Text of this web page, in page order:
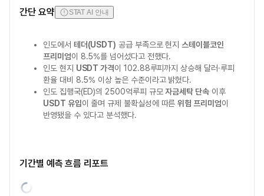
간단 요약 STAT AI 안내
인도에서 테더(USDT) 공급 부족으로 현지 스테이블코인
프리미엄이 8.5%를 넘어섰다고 전했다.
인도 현지 USDT 가격이 102.88루피까지 상승해 달러·루피
환율 대비 8.5% 이상 높은 수준이라고 밝혔다.
인도 집행국(ED)의 2500억루피 규모자금세탁 단속이후
USDT 유입이 줄며 규제 불확실성에 따른위험 프리미엄이
반영됐을 수 있다고 분석했다.
기간별 예측 흐름 리포트